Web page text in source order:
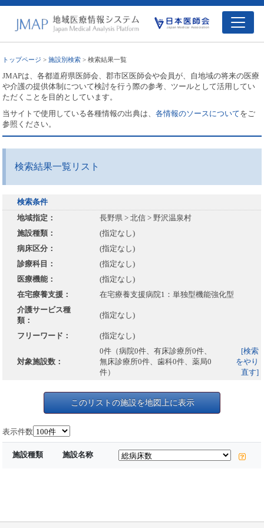
トップページ >施設別検索 > 検索結果一覧
JMAPは、各都道府県医師会、郡市区医師会や会員が、自地域の将来の医療
や介護の提供体制について検討を行う際の参考、ツールとして活用してい
ただくことを目的としています。
当サイトで使用している各種情報の出典は、各情報のソースについてをご
参照ください。
検索結果一覧リスト
検索条件
地域指定：
長野県 > 北信 > 野沢温泉村
施設種類：
(指定なし)
病床区分：
(指定なし)
診療科目：
(指定なし)
医療機能：
(指定なし)
在宅療養支援：
在宅療養支援病院1：単独型機能強化型
介護サービス種
類：
(指定なし)
フリーワード： (指定なし)
対象施設数：
0件（病院0件、有床診療所0件、
無床診療所0件、歯科0件、薬局0
件）
[検索
をやり
直す]
このリストの施設を地図上に表示
表示件数
施設種類 施設名称